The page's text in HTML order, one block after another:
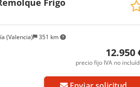
(Valencia) 351 km
Frigo
12.950
precio fijo IVA no